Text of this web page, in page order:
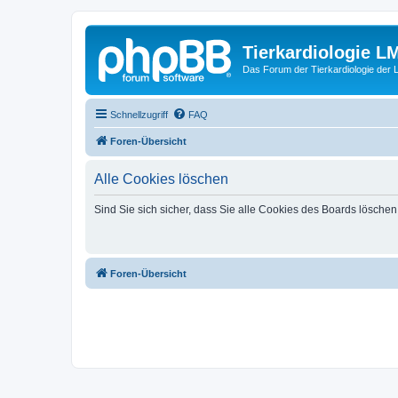
Tierkardiologie
Das Forum der Tierkardiologie der
Schnellzugriff FAQ
Foren-Übersicht
Alle Cookies löschen
Sind Sie sich sicher, dass Sie alle Cookies des Boards
Foren-Übersicht